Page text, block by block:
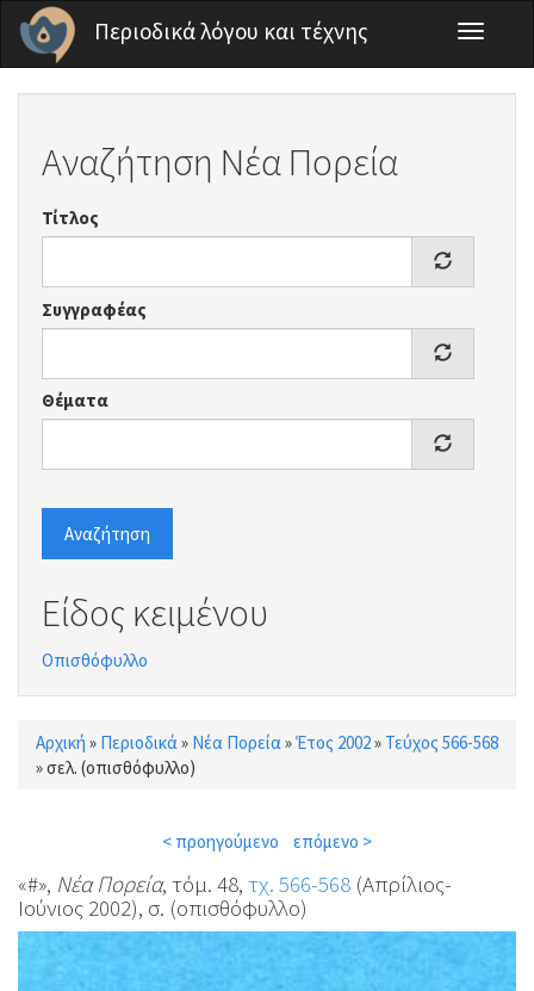
Παράκαμψη προς το κυρίως περιεχόμενο
Περιοδικά λόγου και τέχνης
Toggle
Αναζήτηση Νέα Πορεία
Τίτλος
Συγγραφέας
Θέματα
Αναζήτηση
Είδος κειμένου
Οπισθόφυλλο
Είστε εδώ
Αρχική » Περιοδικά » Νέα Πορεία »Έτος 2002» Τεύχος 566-568
»σελ. (οπισθόφυλλο)
< προηγούμενο επόμενο >
«#», Νέα Πορεία, τόμ. 48, τχ. 566-568 (Απρίλιος-
Ιούνιος 2002), σ. (οπισθόφυλλο)